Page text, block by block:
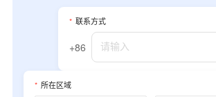
* 联系方式
+86
* 所在区域
预约试用